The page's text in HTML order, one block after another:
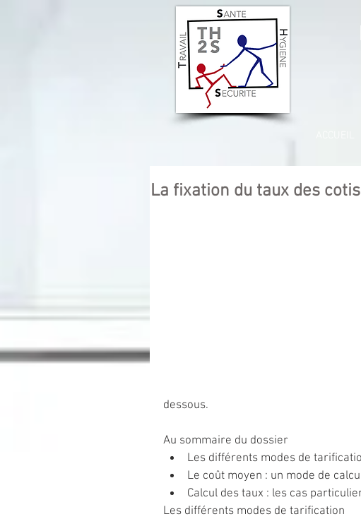
La fixation du taux des
dessous.
Au sommaire du dossier
Les différents modes de
Le coût moyen : un mode de
Calcul des taux : les cas
Les différents modes de tarification